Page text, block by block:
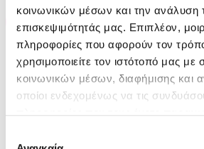
κοινωνικών μέσων και την ανάλυση
επισκεψιμότητάς μας. Επιπλέον,
πληροφορίες που αφορούν τον
χρησιμοποιείτε τον ιστότοπό μας με
κοινωνικών μέσων, διαφήμισης και
οποίοι ενδεχομένως να τις
πληροφορίες που τους έχετε
των υπηρεσιών τους.
ΕΞΑΝΤΛΗΜΈΝΟ
Sebastian Professional